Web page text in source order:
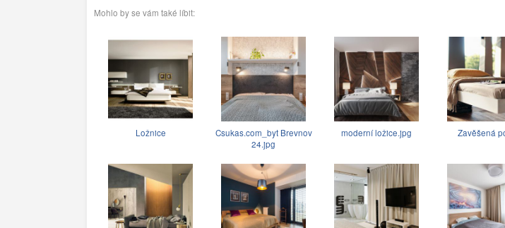
Mohlo by se vám také líbit:
Ložnice
Csukas.com_byt Brevnov
24.jpg
moderní ložice.jpg Zavěšená